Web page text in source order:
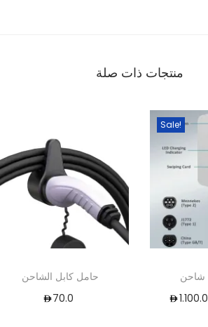
منتجات ذات صلة
حامل كابل الشاحن
70.0
Sale!
1.100.0